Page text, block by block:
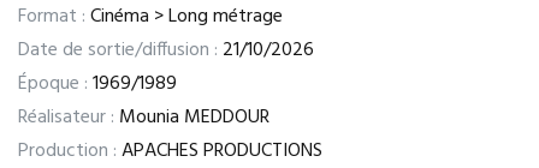
Format :Cinéma > Long métrage
Date de sortie/diffusion : 21/10/2026
Époque :1969/1989
Réalisateur : Mounia MEDDOUR
Production :APACHES PRODUCTIONS